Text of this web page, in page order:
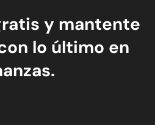
y mantente
lo último en